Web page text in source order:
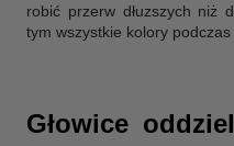
robić przerw dłuzszych niż
tym wszystkie kolory
Głowice